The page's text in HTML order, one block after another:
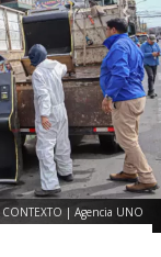
CONTEXTO | Agencia UNO